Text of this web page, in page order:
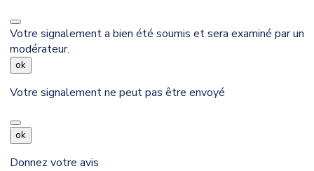
Votre signalement a bien été soumis et sera examiné par un
modérateur.
ok
Votre signalement ne peut pas être envoyé
ok
Donnez votre avis